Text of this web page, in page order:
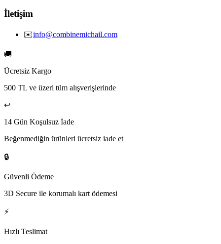
İletişim
✉️info@combinemichail.com
🚚
Ücretsiz Kargo
500 TL ve üzeri tüm alışverişlerinde
↩️
14 Gün Koşulsuz İade
Beğenmediğin ürünleri ücretsiz iade et
🔒
Güvenli Ödeme
3D Secure ile korumalı kart ödemesi
⚡
Hızlı Teslimat